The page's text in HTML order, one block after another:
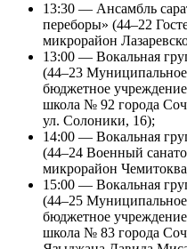
13:30 — Ансамбль
переборы» (44–22
микрорайон
13:00 — Вокальная
(44–23 Муниципальное
бюджетное учреждение
школа № 92 города
ул. Солоники, 16);
14:00 — Вокальная
(44–24 Военный
микрорайон
15:00 — Вокальная
(44–25 Муниципальное
бюджетное учреждение
школа № 83 города